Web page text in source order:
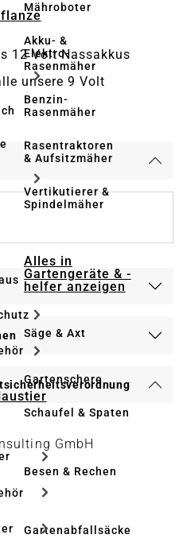
Mähroboter
Akku- &
Elektro-
Rasenmäher
Benzin-
Rasenmäher
Rasentraktoren
& Aufsitzmäher
Vertikutierer &
Spindelmäher
Alles in
Gartengeräte & -
helfer anzeigen
Säge & Axt
Gartenschere
Schaufel & Spaten
Besen & Rechen
Gartenabfallsäcke
12 Volt Nassakkus
unsere 9 Volt
GmbH